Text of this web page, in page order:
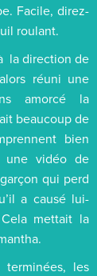
Facile, direz-
roulant.
la direction de
réuni une
amorcé la
beaucoup de
bien
une vidéo de
qui perd
a causé lui-
mettait la
les